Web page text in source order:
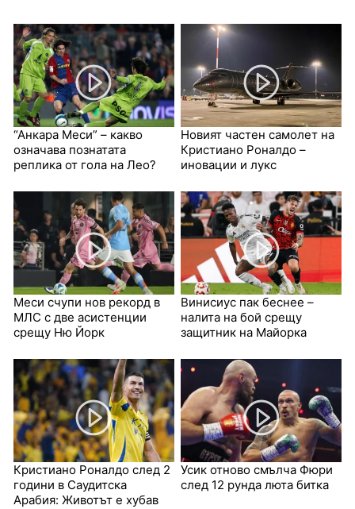
“Анкара Меси” – какво
означава познатата
реплика от гола на Лео?
Новият частен самолет на
Кристиано Роналдо –
иновации и лукс
Меси счупи нов рекорд в
МЛС с две асистенции
срещу Ню Йорк
Винисиус пак беснее –
налита на бой срещу
защитник на Майорка
Кристиано Роналдо след 2
години в Саудитска
Арабия: Животът е хубав
Усик отново смълча Фюри
след 12 рунда люта битка